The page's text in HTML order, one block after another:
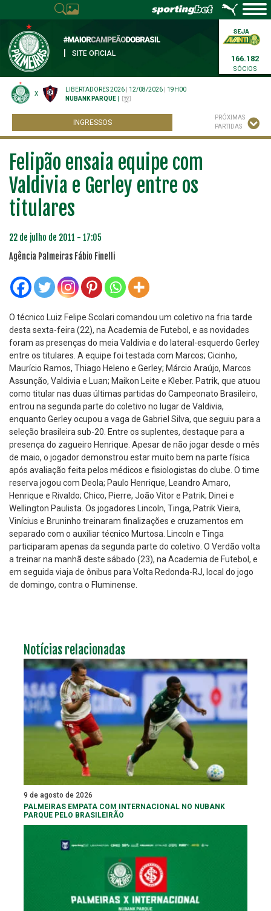
SITE OFICIAL
166.182
SÓCIOS
X
LIBERTADORES 2026 12/08/2026
19H00
NUBANK PARQUE
INGRESSOS
PRÓXIMAS
PARTIDAS
Felipão ensaia equipe com
Valdivia e Gerley entre os
titulares
22 de julho de 2011 - 17:05
Agência Palmeiras Fábio Finelli
O técnico Luiz Felipe Scolari comandou um coletivo na fria tarde
desta sexta-feira (22), na Academia de Futebol, e as novidades
foram as presenças do meia Valdivia e do lateral-esquerdo Gerley
entre os titulares. A equipe foi testada com Marcos; Cicinho,
Maurício Ramos, Thiago Heleno e Gerley; Márcio Araújo, Marcos
Assunção, Valdivia e Luan; Maikon Leite e Kleber. Patrik, que atuou
como titular nas duas últimas partidas do Campeonato Brasileiro,
entrou na segunda parte do coletivo no lugar de Valdivia,
enquanto Gerley ocupou a vaga de Gabriel Silva, que seguiu para a
seleção brasileira sub-20. Entre os suplentes, destaque para a
presença do zagueiro Henrique. Apesar de não jogar desde o mês
de maio, o jogador demonstrou estar muito bem na parte física
após avaliação feita pelos médicos e fisiologistas do clube. O time
reserva jogou com Deola; Paulo Henrique, Leandro Amaro,
Henrique e Rivaldo; Chico, Pierre, João Vitor e Patrik; Dinei e
Wellington Paulista. Os jogadores Lincoln, Tinga, Patrik Vieira,
Vinícius e Bruninho treinaram finalizações e cruzamentos em
separado com o auxiliar técnico Murtosa. Lincoln e Tinga
participaram apenas da segunda parte do coletivo. O Verdão volta
a treinar na manhã deste sábado (23), na Academia de Futebol, e
em seguida viaja de ônibus para Volta Redonda-RJ, local do jogo
de domingo, contra o Fluminense.
Notícias relacionadas
9 de agosto de 2026
PALMEIRAS EMPATA COM INTERNACIONAL NO NUBANK
PARQUE PELO BRASILEIRÃO